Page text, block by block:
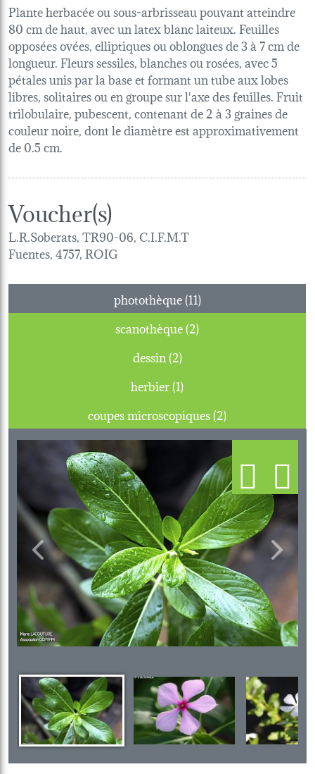
Plante herbacée ou sous-arbrisseau pouvant atteindre
80 cm de haut, avec un latex blanc laiteux. Feuilles
opposées ovées, elliptiques ou oblongues de 3 à 7 cm de
longueur. Fleurs sessiles, blanches ou rosées, avec 5
pétales unis par la base et formant un tube aux lobes
libres, solitaires ou en groupe sur l'axe des feuilles. Fruit
trilobulaire, pubescent, contenant de 2 à 3 graines de
couleur noire, dont le diamètre est approximativement
de 0.5 cm.
Voucher(s)
L.R.Soberats, TR90-06, C.I.F.M.T
Fuentes, 4757, ROIG
photothèque (11)
scanothèque (2)
dessin (2)
herbier (1)
coupes microscopiques (2)
Previous Next